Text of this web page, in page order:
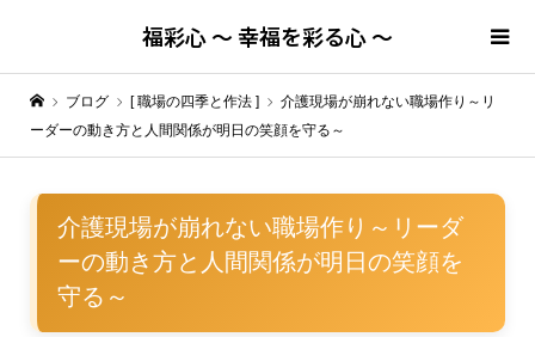
福彩心 ～ 幸福を彩る心 ～
ブログ [ 職場の四季と作法 ]
介護現場が崩れない職場作り～リ
ーダーの動き方と人間関係が明日の笑顔を守る～
介護現場が崩れない職場作り～リーダ
ーの動き方と人間関係が明日の笑顔を
守る～